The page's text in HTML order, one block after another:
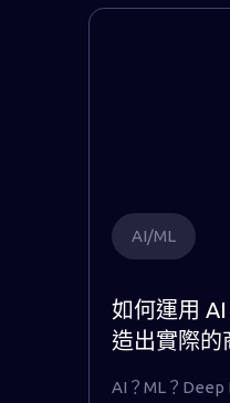
AI/ML
如何運用
造出實際的
AI？ML？Deep